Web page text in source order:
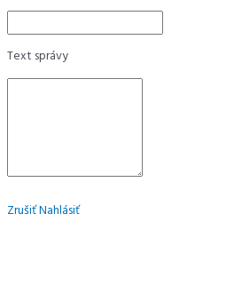
Text správy
ZrušiťNahlásiť